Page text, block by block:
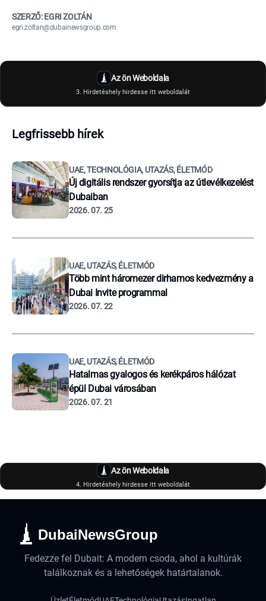
SZERZŐ: EGRI ZOLTÁN
egri.zoltan@dubainewsgroup.com
Az ön Weboldala
3. Hirdetéshely hirdesse itt weboldalát
Legfrissebb hírek
UAE, TECHNOLÓGIA, UTAZÁS, ÉLETMÓD
Új digitális rendszer gyorsítja az útlevélkezelést
Dubaiban
2026. 07. 25
UAE, UTAZÁS, ÉLETMÓD
Több mint háromezer dirhamos kedvezmény a
Dubai Invite programmal
2026. 07. 22
UAE, UTAZÁS, ÉLETMÓD
Hatalmas gyalogos és kerékpáros hálózat
épül Dubai városában
2026. 07. 21
Az ön Weboldala
4. Hirdetéshely hirdesse itt weboldalát
DubaiNewsGroup
Fedezze fel Dubait: A modern csoda, ahol a kultúrák
találkoznak és a lehetőségek határtalanok.